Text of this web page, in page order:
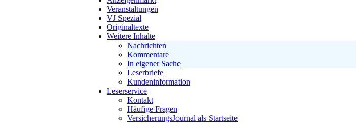
Veranstaltungen
VJ Spezial
Originaltexte
Weitere Inhalte
Nachrichten
Kommentare
In eigener Sache
Leserbriefe
Kundeninformation
Leserservice
Kontakt
Häufige Fragen
VersicherungsJournal als Startseite